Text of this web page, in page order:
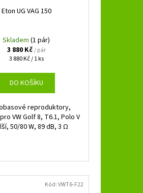
Eton UG VAG 150
Skladem(1 pár)
3 880 Kč/ pár
Měrná
3 880 Kč / 1 ks
DO KOŠÍKU
reproduktory,
VW Golf 8, T6.1, Polo V
50/80 W, 89 dB, 3 Ω
Kód:VWT6-F22